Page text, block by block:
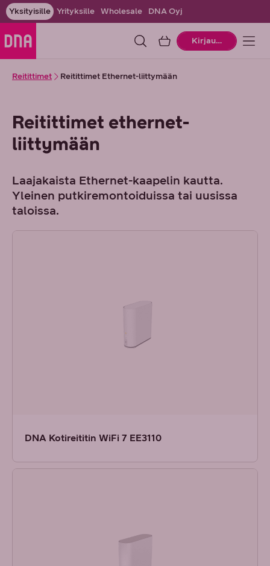
Yksityisille Yrityksille Wholesale DNA Oyj
OstoskoriKirjaudu
Reitittimet Reitittimet Ethernet-liittymään
Reitittimet ethernet-
liittymään
Laajakaista Ethernet-kaapelin kautta.
Yleinen putkiremontoiduissa tai uusissa
taloissa.
DNA Kotireititin WiFi 7 EE3110